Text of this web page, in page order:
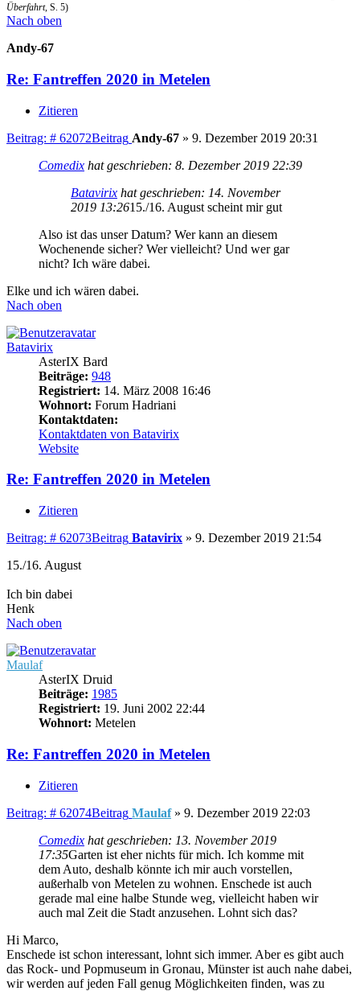
Überfahrt, S. 5)
Nach oben
Andy-67
Re: Fantreffen 2020 in Metelen
Zitieren
Beitrag: # 62072Beitrag Andy-67 » 9. Dezember 2019 20:31
Comedix hat geschrieben: 8. Dezember 2019 22:39
Batavirix hat geschrieben: 14. November
2019 13:2615./16. August scheint mir gut
Also ist das unser Datum? Wer kann an diesem
Wochenende sicher? Wer vielleicht? Und wer gar
nicht? Ich wäre dabei.
Elke und ich wären dabei.
Nach oben
Batavirix
AsterIX Bard
Beiträge: 948
Registriert: 14. März 2008 16:46
Wohnort: Forum Hadriani
Kontaktdaten:
Kontaktdaten von Batavirix
Website
Re: Fantreffen 2020 in Metelen
Zitieren
Beitrag: # 62073Beitrag Batavirix » 9. Dezember 2019 21:54
15./16. August
Ich bin dabei
Henk
Nach oben
Maulaf
AsterIX Druid
Beiträge: 1985
Registriert: 19. Juni 2002 22:44
Wohnort: Metelen
Re: Fantreffen 2020 in Metelen
Zitieren
Beitrag: # 62074Beitrag Maulaf» 9. Dezember 2019 22:03
Comedix hat geschrieben: 13. November 2019
17:35Garten ist eher nichts für mich. Ich komme mit
dem Auto, deshalb könnte ich mir auch vorstellen,
außerhalb von Metelen zu wohnen. Enschede ist auch
gerade mal eine halbe Stunde weg, vielleicht haben wir
auch mal Zeit die Stadt anzusehen. Lohnt sich das?
Hi Marco,
Enschede ist schon interessant, lohnt sich immer. Aber es gibt auch
das Rock- und Popmuseum in Gronau, Münster ist auch nahe dabei,
wir werden auf jeden Fall genug Möglichkeiten finden, was zu